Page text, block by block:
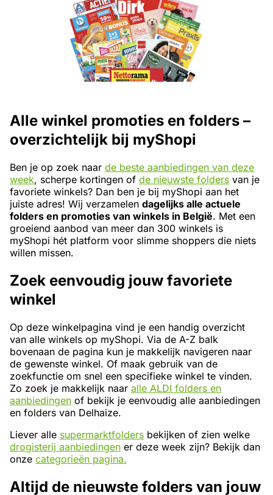
Alle winkel promoties en folders –
overzichtelijk bij myShopi
Ben je op zoek naar de beste aanbiedingen van deze
week, scherpe kortingen of de nieuwste folders van je
favoriete winkels? Dan ben je bij myShopi aan het
juiste adres! Wij verzamelen dagelijks alle actuele
folders en promoties van winkels in België. Met een
groeiend aanbod van meer dan 300 winkels is
myShopi hét platform voor slimme shoppers die niets
willen missen.
Zoek eenvoudig jouw favoriete
winkel
Op deze winkelpagina vind je een handig overzicht
van alle winkels op myShopi. Via de A-Z balk
bovenaan de pagina kun je makkelijk navigeren naar
de gewenste winkel. Of maak gebruik van de
zoekfunctie om snel een specifieke winkel te vinden.
Zo zoek je makkelijk naar alle ALDI folders en
aanbiedingen of bekijk je eenvoudig alle aanbiedingen
en folders van Delhaize.
Liever alle supermarktfolders bekijken of zien welke
drogisterij aanbiedingen er deze week zijn? Bekijk dan
onze categorieën pagina.
Altijd de nieuwste folders van jouw